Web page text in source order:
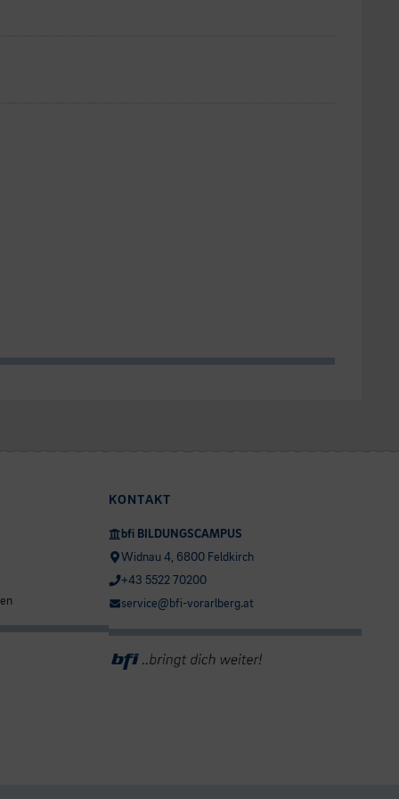
KONTAKT
bfi BILDUNGSCAMPUS
Widnau 4, 6800 Feldkirch
+43 5522 70200
service@bfi-vorarlberg.at